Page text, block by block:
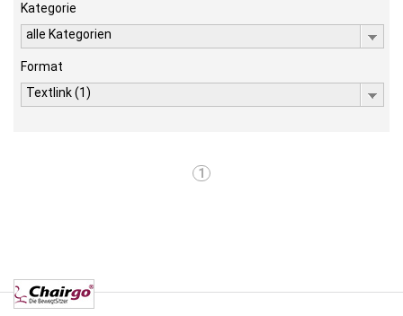
Kategorie
alle Kategorien
Format
Textlink (1)
1